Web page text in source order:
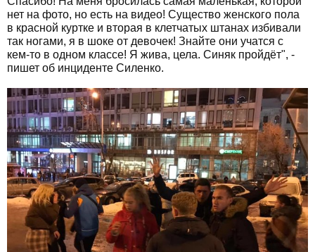
нет на фото, но есть на видео! Существо женского пола
в красной куртке и вторая в клетчатых штанах избивали
так ногами, я в шоке от девочек! Знайте они учатся с
кем-то в одном классе! Я жива, цела. Синяк пройдёт", -
пишет об инциденте Силенко.